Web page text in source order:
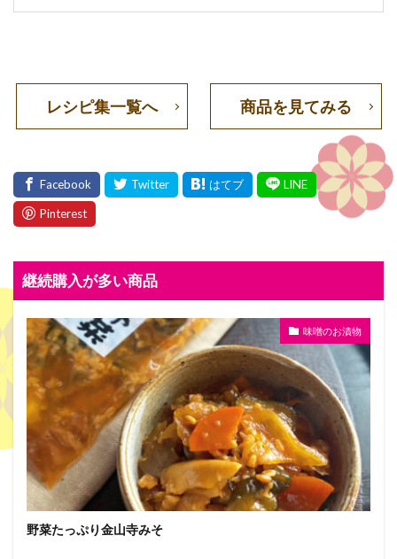
レシピ集一覧へ 商品を見てみる
継続購入が多い商品
味噌のお漬物
野菜たっぷり金山寺みそ